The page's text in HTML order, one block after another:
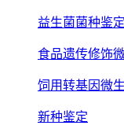
益生菌菌种鉴
食品遗传修饰
饲用转基因微
新种鉴定